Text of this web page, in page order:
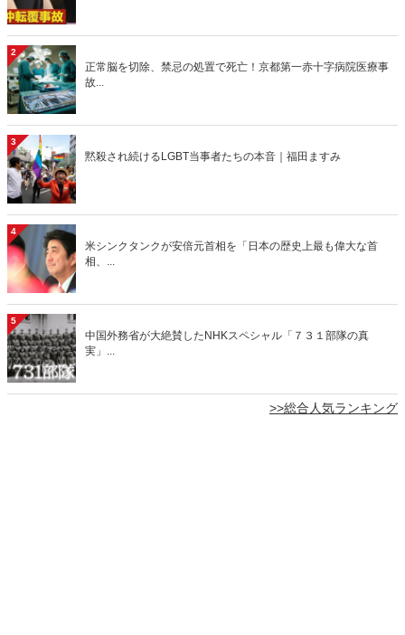
2
正常脳を切除、禁忌の処置で死亡！京都第一赤十字病院医療事
故...
3
黙殺され続けるLGBT当事者たちの本音｜福田ますみ
4
米シンクタンクが安倍元首相を「日本の歴史上最も偉大な首
相、...
5
中国外務省が大絶賛したNHKスペシャル「７３１部隊の真
実」...
>>総合人気ランキング